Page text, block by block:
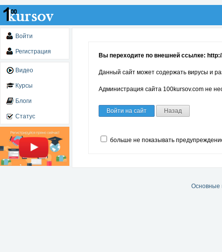
Войти
Регистрация
Видео
Курсы
Блоги
Статус
Вы переходите по внешней ссылке:
Данный сайт может содержать вирусы и
Администрация сайта 100kursov.com не
Войти на сайт Назад
больше не показывать
Основные